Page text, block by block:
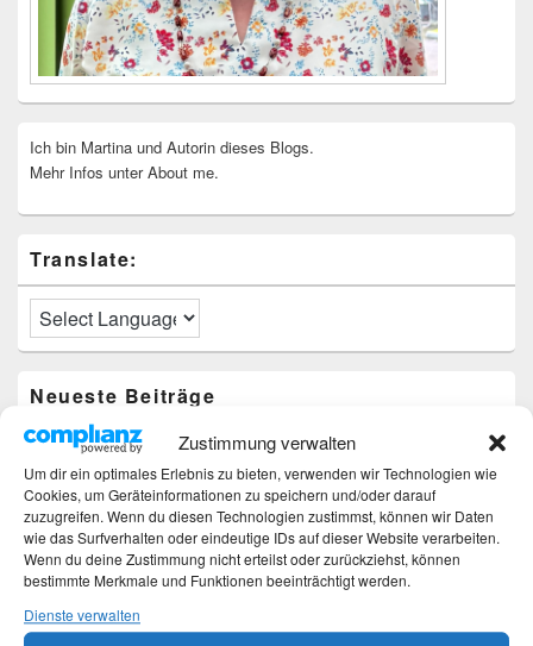
Zustimmung verwalten
Um dir ein optimales Erlebnis zu bieten, verwenden wir Technologien wie
Cookies, um Geräteinformationen zu speichern und/oder darauf
zuzugreifen. Wenn du diesen Technologien zustimmst, können wir Daten
wie das Surfverhalten oder eindeutige IDs auf dieser Website verarbeiten.
Wenn du deine Zustimmung nicht erteilst oder zurückziehst, können
bestimmte Merkmale und Funktionen beeinträchtigt werden.
Dienste verwalten
Ich bin Martina und Autorin dieses Blogs.
Mehr Infos unter About me.
Translate:
Neueste Beiträge
Hochzeitstage und ihre Bedeutung
Sturz – Nachtrag
Sturz mit Folgen
Gibt es was Neues?
Älter werden
Kategorien